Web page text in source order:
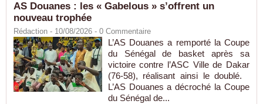
AS Douanes : les « Gabelous » s’offrent un
nouveau trophée
Rédaction - 10/08/2026 - 0 Commentaire
L’AS Douanes a remporté la Coupe
du Sénégal de basket après sa
victoire contre l’ASC Ville de Dakar
(76-58), réalisant ainsi le doublé.
L’AS Douanes a décroché la Coupe
du Sénégal de...